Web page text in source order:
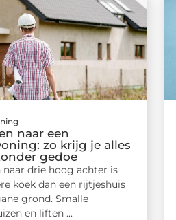
naar een
zo krijg je alles
gedoe
naar drie hoog achter is
koek dan een rijtjeshuis
grond. Smalle
en liften ...